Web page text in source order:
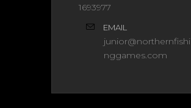
1693977
EMAIL
junior@northernfishi
nggames.com